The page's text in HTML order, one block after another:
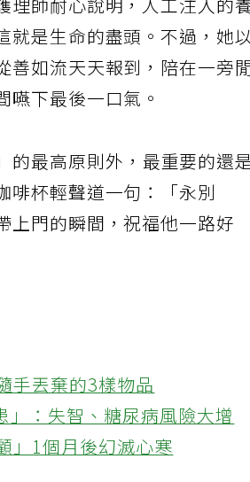
理師耐心說明，人工注入的
就是生命的盡頭。不過，她
善如流天天報到，陪在一旁
下最後一口氣。
的最高原則外，最重要的還
啡杯輕聲道一句：「永別
門的瞬間，祝福他一路好
手丟棄的3樣物品
：失智、糖尿病風險大增
」1個月後幻滅心寒